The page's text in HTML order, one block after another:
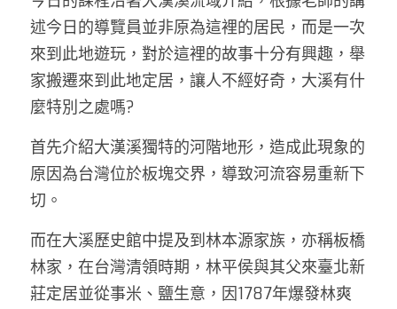
述今日的導覽員並非原為這裡的居民，而是一次
來到此地遊玩，對於這裡的故事十分有興趣，舉
家搬遷來到此地定居，讓人不經好奇，大溪有什
麼特別之處嗎?
首先介紹大漢溪獨特的河階地形，造成此現象的
原因為台灣位於板塊交界，導致河流容易重新下
切。
而在大溪歷史館中提及到林本源家族，亦稱板橋
林家，在台灣清領時期，林平侯與其父來臺北新
莊定居並從事米、鹽生意，因1787年爆發林爽